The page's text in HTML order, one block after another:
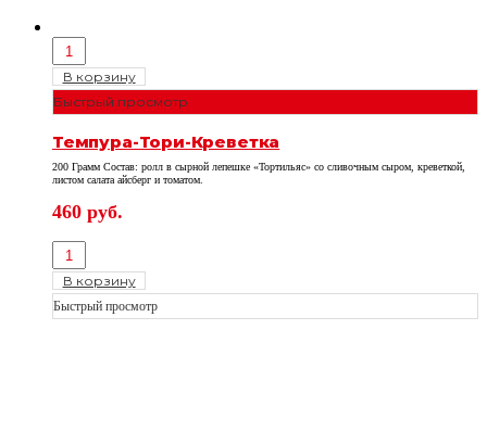
В корзину
Быстрый просмотр
Темпура-Тори-Креветка
200 Грамм Состав: ролл в сырной лепешке «Тортильяс» со сливочным сыром, креветкой,
листом салата айсберг и томатом.
460 руб.
В корзину
Быстрый просмотр